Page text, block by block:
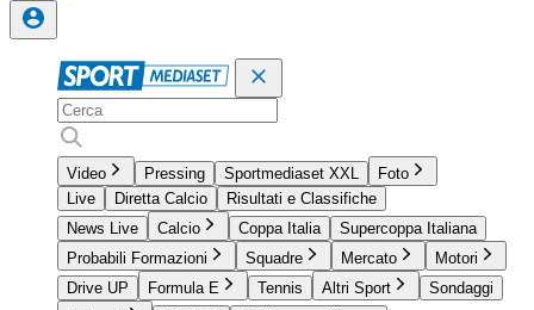
Video Pressing Sportmediaset XXL
Foto
Live
Diretta Calcio
Risultati e Classifiche
News Live
Calcio Coppa Italia
Supercoppa Italiana
Probabili Formazioni
Squadre Mercato
Motori
Drive UP
Formula E Tennis Altri Sport
Sondaggi